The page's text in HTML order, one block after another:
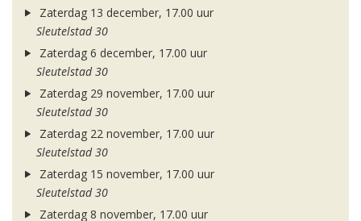
Zaterdag 13 december, 17.00 uur
Sleutelstad 30
Zaterdag 6 december, 17.00 uur
Sleutelstad 30
Zaterdag 29 november, 17.00 uur
Sleutelstad 30
Zaterdag 22 november, 17.00 uur
Sleutelstad 30
Zaterdag 15 november, 17.00 uur
Sleutelstad 30
Zaterdag 8 november, 17.00 uur